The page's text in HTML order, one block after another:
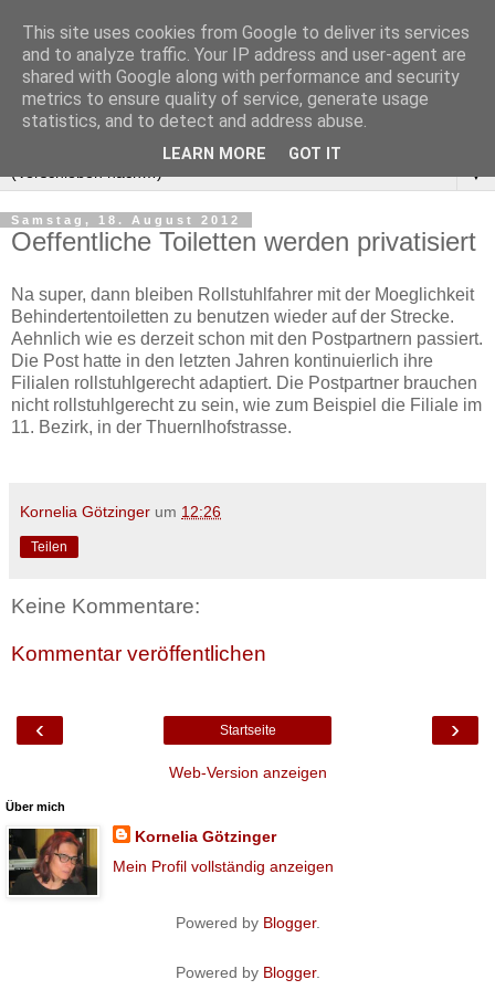
▼
Samstag, 18. August 2012
Oeffentliche Toiletten werden privatisiert
Na super, dann bleiben Rollstuhlfahrer mit der Moeglichkeit
Behindertentoiletten zu benutzen wieder auf der Strecke.
Aehnlich wie es derzeit schon mit den Postpartnern passiert.
Die Post hatte in den letzten Jahren kontinuierlich ihre
Filialen rollstuhlgerecht adaptiert. Die Postpartner brauchen
nicht rollstuhlgerecht zu sein, wie zum Beispiel die Filiale im
11. Bezirk, in der Thuernlhofstrasse.
Kornelia Götzinger um 12:26
Teilen
Keine Kommentare:
Kommentar veröffentlichen
‹ ›
Startseite
Web-Version anzeigen
Über mich
Kornelia Götzinger
Mein Profil vollständig anzeigen
Powered by Blogger.
Powered by Blogger.
This site uses cookies from Google to deliver its services
and to analyze traffic. Your IP address and user-agent are
shared with Google along with performance and security
metrics to ensure quality of service, generate usage
statistics, and to detect and address abuse.
LEARN MORE GOT IT